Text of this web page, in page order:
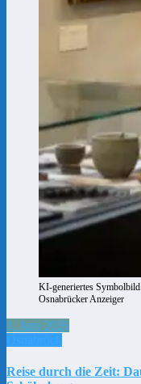
KI-generiertes
Osnabrücker Anzeiger
1. Juni 2026
Reise durch die Zeit: